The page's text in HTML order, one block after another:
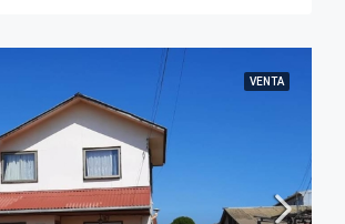
VENTA